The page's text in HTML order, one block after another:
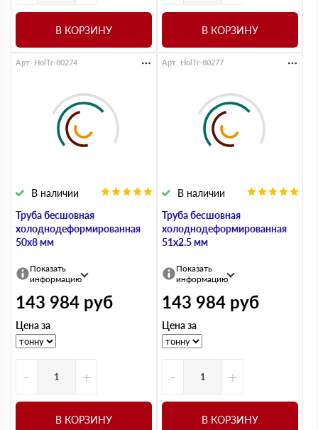
В КОРЗИНУ В КОРЗИНУ
Труба бесшовная
холоднодеформированная
50х8 мм
В наличии
Арт. HolTr-80274
Показать
информацию
143 984 руб
Цена за
- +
В КОРЗИНУ
Труба бесшовная
холоднодеформированная
51х2.5 мм
В наличии
Арт. HolTr-80277
Показать
информацию
143 984 руб
Цена за
- +
В КОРЗИНУ